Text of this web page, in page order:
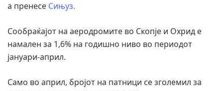
а пренесе Сињуз.
Сообраќајот на аеродромите во Скопјe и Охрид е
намален за 1,6% на годишно ниво во периодот
јануари-април.
Само во април, бројот на патници се зголемил за